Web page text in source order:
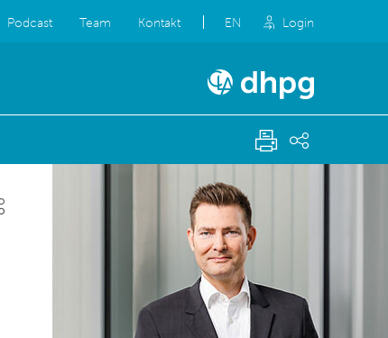
Podcast Team Kontakt EN Login